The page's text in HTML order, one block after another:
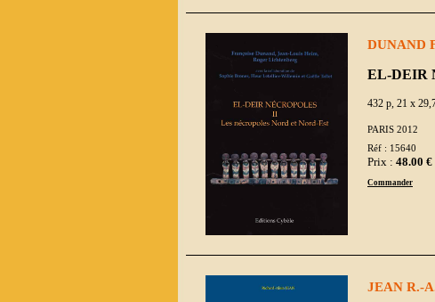
DUNAND
EL-DEIR
432 p, 21 x
PARIS 2012
Réf : 15640
Prix : 48.00 €
Commander
JEAN R.-